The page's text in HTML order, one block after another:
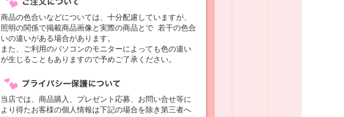
商品の色合いなどについては、十分配慮していますが、
照明の関係で掲載商品画像と実際の商品とで 若干の色合
いの違いがある場合があります。
また、ご利用のパソコンのモニターによっても色の違い
が生じることもありますので予めご了承ください。
当店では、商品購入、プレゼント応募、お問い合せ等に
より得たお客様の個人情報は下記の場合を除き第三者へ